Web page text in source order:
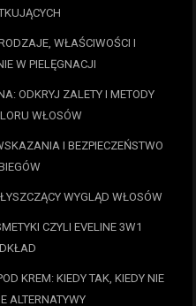
WŁAŚCIWOŚCI I
W PIELĘGNACJI
ODKRYJ ZALETY I METODY
WŁOSÓW
I BEZPIECZEŃSTWO
WYGLĄD WŁOSÓW
CZYLI EVELINE 3W1
KREM: KIEDY TAK, KIEDY NIE
ALTERNATYWY